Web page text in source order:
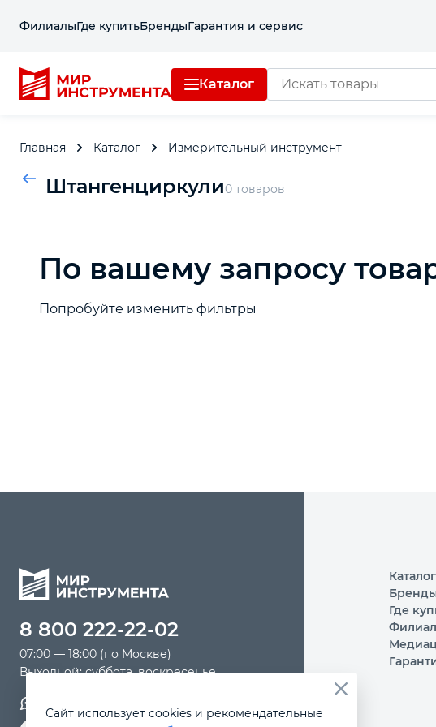
ФилиалыГде купитьБрендыГарантия и сервис
Каталог
Садовый инвентарь
Измерительный инструмент
Главная Каталог Измерительный инструмент
Штангенциркули0 товаров
По вашему запросу
Попробуйте изменить фильтры
8 800 222-22-02
07:00 — 18:00 (по Москве)
Выходной: суббота, воскресенье
Каталог
Где
Сайт использует cookies и рекомендательные